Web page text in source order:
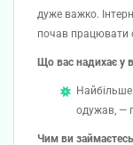
дуже важко.
почав працювати
Що вас надихає у
Найбільше
одужав, —
Чим ви